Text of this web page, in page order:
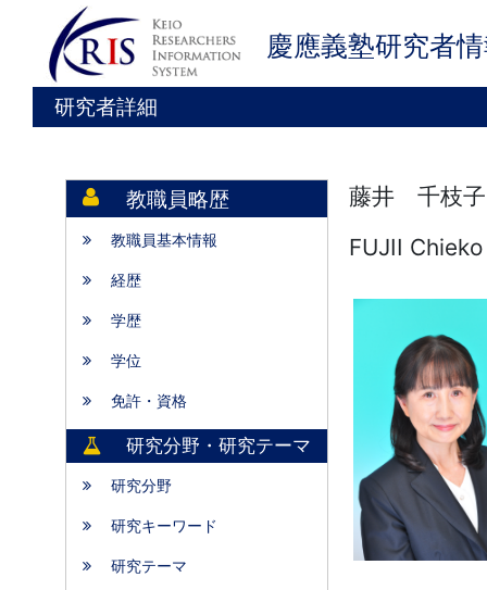
慶應義塾研究者
研究者詳細
教職員略歴
教職員基本情報
経歴
学歴
学位
免許・資格
研究分野・研究テーマ
研究分野
研究キーワード
研究テーマ
藤井 千枝
FUJII Chieko